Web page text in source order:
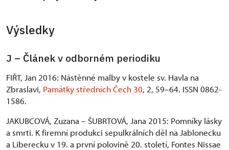
Výsledky
J – Článek v odborném periodiku
FIŘT, Jan 2016: Nástěnné malby v kostele sv. Havla na
Zbraslavi, Památky středních Čech 30, 2, 59–64. ISSN 0862-
1586.
JAKUBCOVÁ, Zuzana – ŠUBRTOVÁ, Jana 2015: Pomníky lásky
a smrti. K firemní produkci sepulkrálních děl na Jablonecku
a Liberecku v 19. a první polovině 20. století, Fontes Nissae